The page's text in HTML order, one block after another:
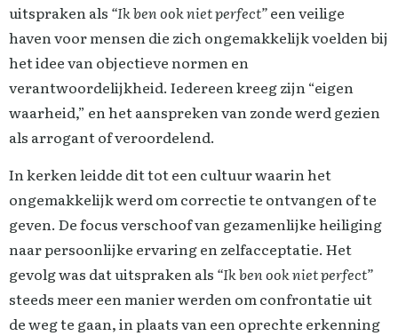
uitspraken als “Ik ben ook niet perfect”een veilige
haven voor mensen die zich ongemakkelijk voelden bij
het idee van objectieve normen en
verantwoordelijkheid. Iedereen kreeg zijn “eigen
waarheid,” en het aanspreken van zonde werd gezien
als arrogant of veroordelend.
In kerken leidde dit tot een cultuur waarin het
ongemakkelijk werd om correctie te ontvangen of te
geven. De focus verschoof van gezamenlijke heiliging
naar persoonlijke ervaring en zelfacceptatie. Het
gevolg was dat uitspraken als “Ik ben ook niet perfect”
steeds meer een manier werden om confrontatie uit
de weg te gaan, in plaats van een oprechte erkenning